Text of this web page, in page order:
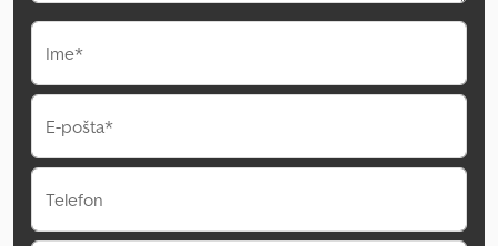
Ime*
E-pošta*
Telefon